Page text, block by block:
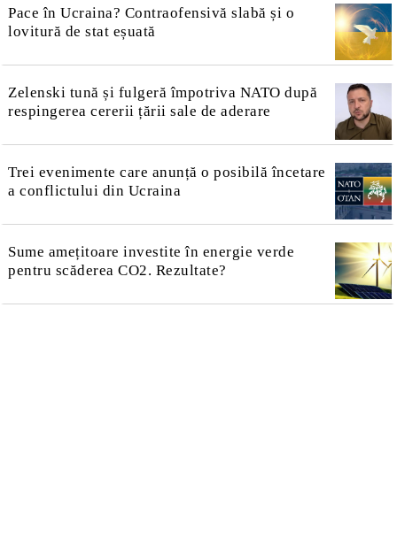
Pace în Ucraina? Contraofensivă slabă și o
lovitură de stat eșuată
Zelenski tună și fulgeră împotriva NATO după
respingerea cererii țării sale de aderare
Trei evenimente care anunță o posibilă încetare
a conflictului din Ucraina
Sume amețitoare investite în energie verde
pentru scăderea CO2. Rezultate?